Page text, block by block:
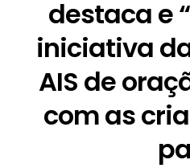
destaca e
iniciativa
AIS de
com as